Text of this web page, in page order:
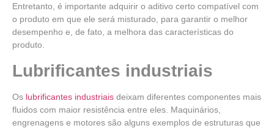
Entretanto, é importante adquirir o aditivo certo compatível com
o produto em que ele será misturado, para garantir o melhor
desempenho e, de fato, a melhora das características do
produto.
Lubrificantes industriais
Os lubrificantes industriais deixam diferentes componentes mais
fluidos com maior resistência entre eles. Maquinários,
engrenagens e motores são alguns exemplos de estruturas que